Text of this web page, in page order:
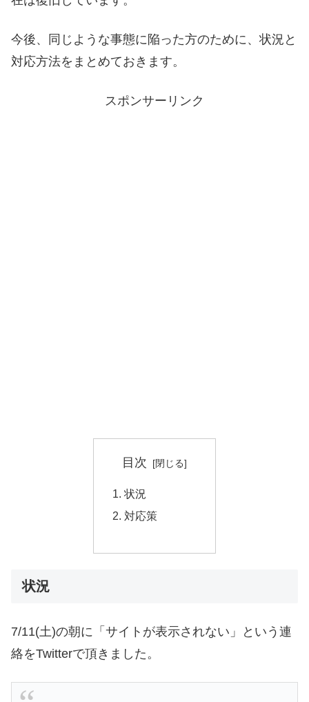
今後、同じような事態に陥った方のために、状況と
対応方法をまとめておきます。
スポンサーリンク
目次
状況
対応策
状況
7/11(土)の朝に「サイトが表示されない」という連
絡をTwitterで頂きました。